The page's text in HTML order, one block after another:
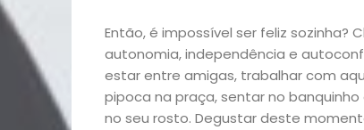
Notícias
Opinião
Então, é impossível ser feliz sozinha?
autonomia, independência e
estar entre amigas, trabalhar com
pipoca na praça, sentar no
no seu rosto. Degustar deste